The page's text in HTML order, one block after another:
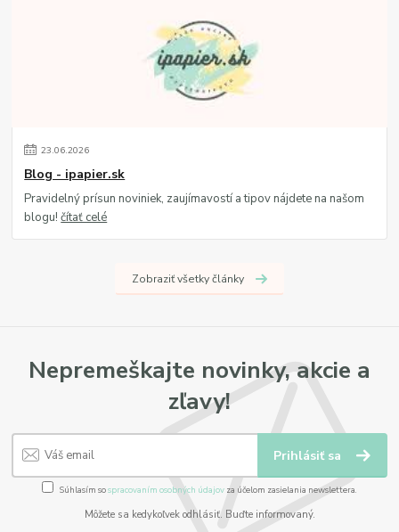
23.06.2026
Blog - ipapier.sk
Pravidelný prísun noviniek, zaujímavostí a tipov nájdete na našom
blogu!čítať celé
Zobraziť všetky články
Nepremeškajte novinky, akcie a
zľavy!
Prihlásiť sa
Súhlasím sospracovaním osobných údajov za účelom zasielania newslettera.
Môžete sa kedykoľvek odhlásiť. Buďte informovaný.